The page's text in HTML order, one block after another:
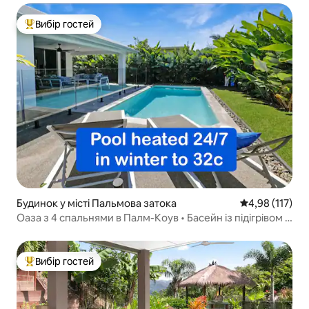
Топ вибір гостей
Вибір гостей
Будинок у місті Пальмова затока Середня
4,98 (117)
Оаза з 4 спальнями в Палм-Коув • Басейн із підігрівом •
Топ вибір гостей
Вибір гостей